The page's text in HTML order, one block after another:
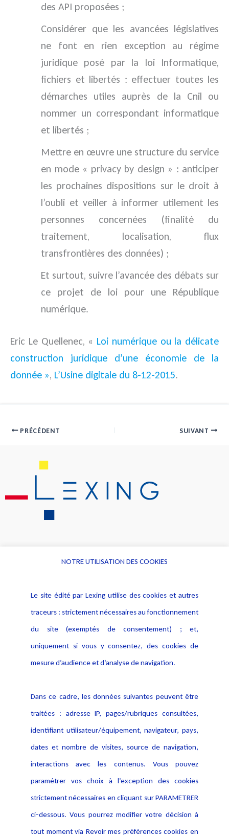
des API proposées ;
Considérer que les avancées législatives
ne font en rien exception au régime
juridique posé par la loi Informatique,
fichiers et libertés : effectuer toutes les
démarches utiles auprès de la Cnil ou
nommer un correspondant informatique
et libertés ;
Mettre en œuvre une structure du service
en mode « privacy by design » : anticiper
les prochaines dispositions sur le droit à
l’oubli et veiller à informer utilement les
personnes concernées (finalité du
traitement, localisation, flux
transfrontières des données) ;
Et surtout, suivre l’avancée des débats sur
ce projet de loi pour une République
numérique.
Eric Le Quellenec, « Loi numérique ou la délicate
construction juridique d’une économie de la
donnée », L’Usine digitale du 8-12-2015.
PRÉCÉDENT SUIVANT
Alerte professionnelle
Déclaration d'accessibilité
Notice Légale
Politique de protection des
données
Publications
NOTRE UTILISATION DES COOKIES
Le site édité par Lexing utilise des cookies et autres
traceurs : strictement nécessaires au fonctionnement
du site (exemptés de consentement) ; et,
uniquement si vous y consentez, des cookies de
mesure d’audience et d’analyse de navigation.
Dans ce cadre, les données suivantes peuvent être
traitées : adresse IP, pages/rubriques consultées,
identifiant utilisateur/équipement, navigateur, pays,
dates et nombre de visites, source de navigation,
interactions avec les contenus. Vous pouvez
paramétrer vos choix à l’exception des cookies
strictement nécessaires en cliquant sur PARAMETRER
ci-dessous. Vous pourrez modifier votre décision à
tout moment via Revoir mes préférences cookies en